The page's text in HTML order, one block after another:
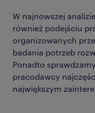
W najnowszej
również podejściu
organizowanych
badania potrzeb
Ponadto
pracodawcy
największym